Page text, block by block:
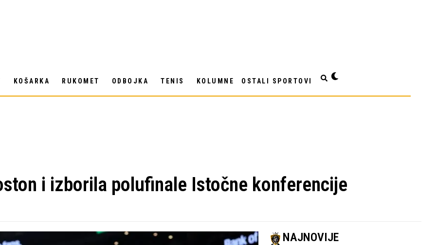
KOŠARKA RUKOMET ODBOJKA TENIS KOLUMNE OSTALI SPORTOVI
i izborila polufinale Istočne konferencije
NAJNOVIJE